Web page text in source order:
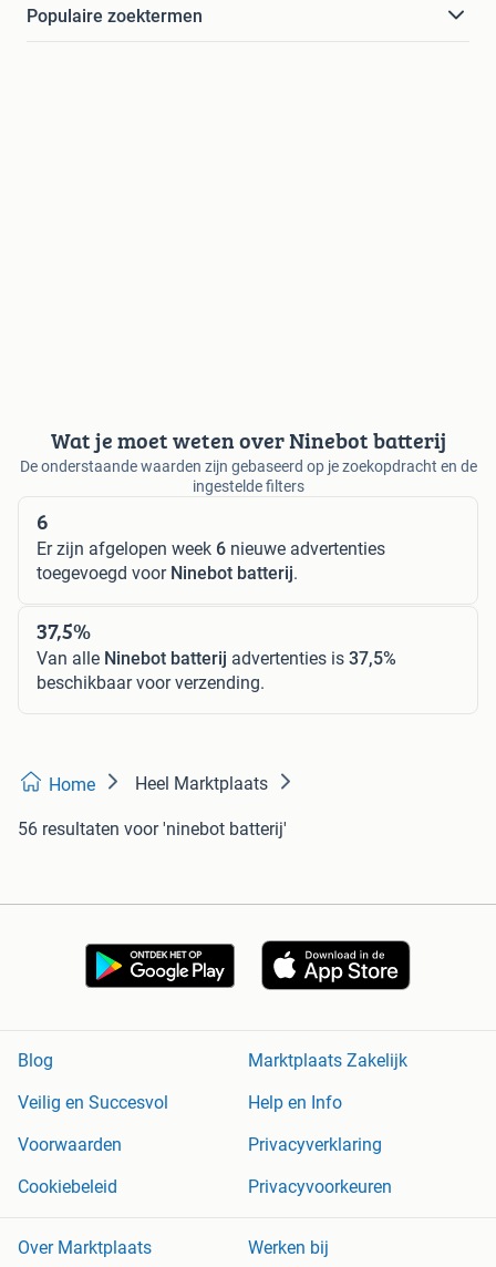
Populaire zoektermen
Wat je moet weten over Ninebot batterij
De onderstaande waarden zijn gebaseerd op je zoekopdracht en de
ingestelde filters
6
Er zijn afgelopen week 6 nieuwe advertenties
toegevoegd voor Ninebot batterij.
37,5%
Van alle Ninebot batterij advertenties is 37,5%
beschikbaar voor verzending.
Home Heel Marktplaats
56 resultaten voor 'ninebot batterij'
Blog
Marktplaats Zakelijk
Veilig en Succesvol
Help en Info
Voorwaarden
Privacyverklaring
Cookiebeleid
Privacyvoorkeuren
Over Marktplaats Werken bij